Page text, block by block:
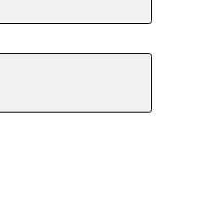
третьим лицам представленной